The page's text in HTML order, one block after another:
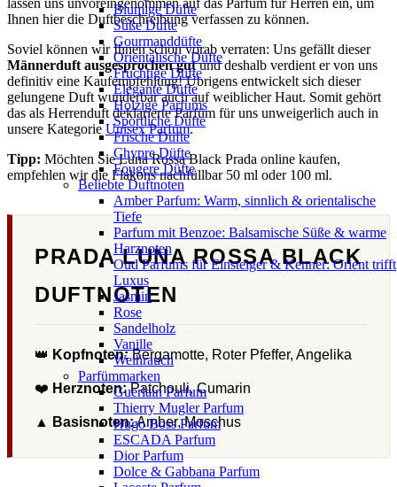
Blumige Düfte
Süße Düfte
Gourmanddüfte
Orientalische Düfte
Fruchtige Düfte
Elegante Düfte
Holzige Parfums
Sportliche Düfte
Frische Düfte
Chypre Düfte
Fougere Düfte
Beliebte Duftnoten
Amber Parfum: Warm, sinnlich & orientalische
Tiefe
Parfum mit Benzoe: Balsamische Süße & warme
Harznoten
Oud Parfums für Einsteiger & Kenner: Orient trifft
Luxus
Jasmin
Rose
Sandelholz
Vanille
Weihrauch
Parfümmarken
Guerlain Parfum
Thierry Mugler Parfum
Hugo Boss Parfum
ESCADA Parfum
Dior Parfum
Dolce & Gabbana Parfum
Ihnen hier die Duftbeschreibung verfassen zu können.
Soviel können wir Ihnen schon vorab verraten: Uns gefällt dieser
Männerduft ausgesprochen gutund deshalb verdient er von uns
definitiv eine Kaufempfehlung! Übrigens entwickelt sich dieser
gelungene Duft wunderbar auch auf weiblicher Haut. Somit gehört
das als Herrenduft deklarierte Parfüm für uns unweigerlich auch in
unsere KategorieUnisex Parfum.
Tipp: Möchten Sie Luna Rossa Black Prada online kaufen,
empfehlen wir die Flakons nach­füll­bar 50 ml oder 100 ml.
PRADA LUNA ROSSA BLACK
DUFTNOTEN
👑 Kopfnoten:Bergamotte, Roter Pfeffer, Angelika
❤️ Herznoten:Patchouli, Cumarin
▲ Basisnoten:Amber, Moschus